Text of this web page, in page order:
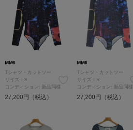
MM6
Tシャツ・カットソー
サイズ：S
コンディション: 新品同様
27,200円（税込）
MM6
Tシャツ・カットソー
サイズ：S
コンディション: 新品同様
27,200円（税込）